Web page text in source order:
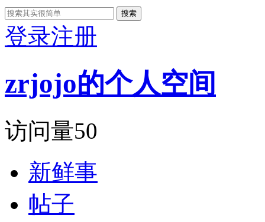
搜索
登录注册
zrjojo的个人空间
访问量50
新鲜事
帖子